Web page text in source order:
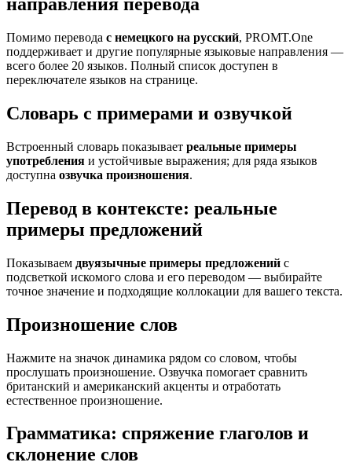
Помимо перевода с немецкого на русский, PROMT.One
поддерживает и другие популярные языковые направления —
всего более 20 языков. Полный список доступен в
переключателе языков на странице.
Словарь с примерами и озвучкой
Встроенный словарь показывает реальные примеры
употребления и устойчивые выражения; для ряда языков
доступна озвучка произношения.
Перевод в контексте: реальные
примеры предложений
Показываем двуязычные примеры предложений с
подсветкой искомого слова и его переводом — выбирайте
точное значение и подходящие коллокации для вашего текста.
Произношение слов
Нажмите на значок динамика рядом со словом, чтобы
прослушать произношение. Озвучка помогает сравнить
британский и американский акценты и отработать
естественное произношение.
Грамматика: спряжение глаголов и
склонение слов